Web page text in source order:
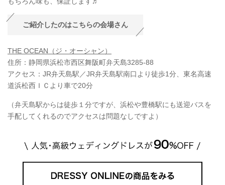
ご紹介したのはこちらの会場さん
THE OCEAN（ジ・オーシャン）
住所：静岡県浜松市西区舞阪町弁天島3285-88
アクセス：JR弁天島駅／JR弁天島駅南口より徒歩1分、東名高速
道浜松西ＩＣより車で20分
（弁天島駅からは徒歩１分ですが、浜松や豊橋駅にも送迎バスを
手配してくれるのでアクセスは問題なしですよ）